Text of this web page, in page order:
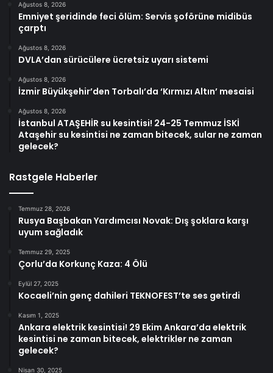
Ağustos 8, 2026
Emniyet şeridinde feci ölüm: Servis şoförüne midibüs
çarptı
Ağustos 8, 2026
DVLA’dan sürücülere ücretsiz uyarı sistemi
Ağustos 8, 2026
İzmir Büyükşehir’den Torbalı’da ‘Kırmızı Altın’ mesaisi
Ağustos 8, 2026
İstanbul ATAŞEHİR su kesintisi! 24-25 Temmuz İSKİ
Ataşehir su kesintisi ne zaman bitecek, sular ne zaman
gelecek?
Rastgele Haberler
Temmuz 28, 2026
Rusya Başbakan Yardımcısı Novak: Dış şoklara karşı
uyum sağladık
Temmuz 29, 2025
Çorlu’da Korkunç Kaza: 4 Ölü
Eylül 27, 2025
Kocaeli’nin genç dahileri TEKNOFEST’te ses getirdi
Kasım 1, 2025
Ankara elektrik kesintisi! 29 Ekim Ankara’da elektrik
kesintisi ne zaman bitecek, elektrikler ne zaman
gelecek?
Nisan 30, 2025